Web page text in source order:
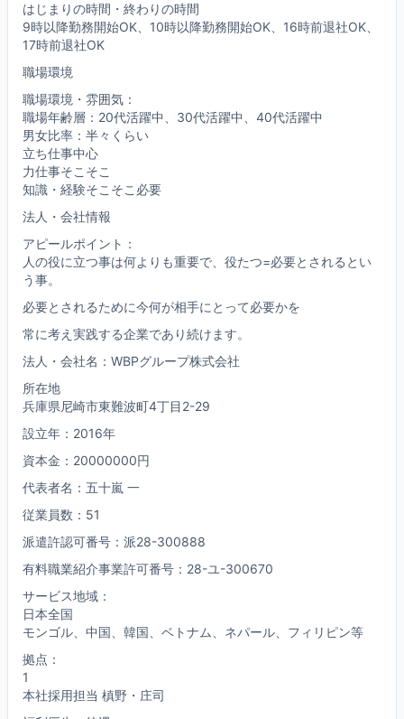
はじまりの時間・終わりの時間
9時以降勤務開始OK、10時以降勤務開始OK、16時前退社OK、
17時前退社OK
職場環境
職場環境・雰囲気：
職場年齢層：20代活躍中、30代活躍中、40代活躍中
男女比率：半々くらい
立ち仕事中心
力仕事そこそこ
知識・経験そこそこ必要
法人・会社情報
アピールポイント：
人の役に立つ事は何よりも重要で、役たつ=必要とされるとい
う事。
必要とされるために今何が相手にとって必要かを
常に考え実践する企業であり続けます。
法人・会社名：WBPグループ株式会社
所在地
兵庫県尼崎市東難波町4丁目2-29
設立年：2016年
資本金：20000000円
代表者名：五十嵐 一
従業員数：51
派遣許認可番号：派28-300888
有料職業紹介事業許可番号：28-ユ-300670
サービス地域：
日本全国
モンゴル、中国、韓国、ベトナム、ネパール、フィリピン等
拠点：
1
本社採用担当 槙野・庄司